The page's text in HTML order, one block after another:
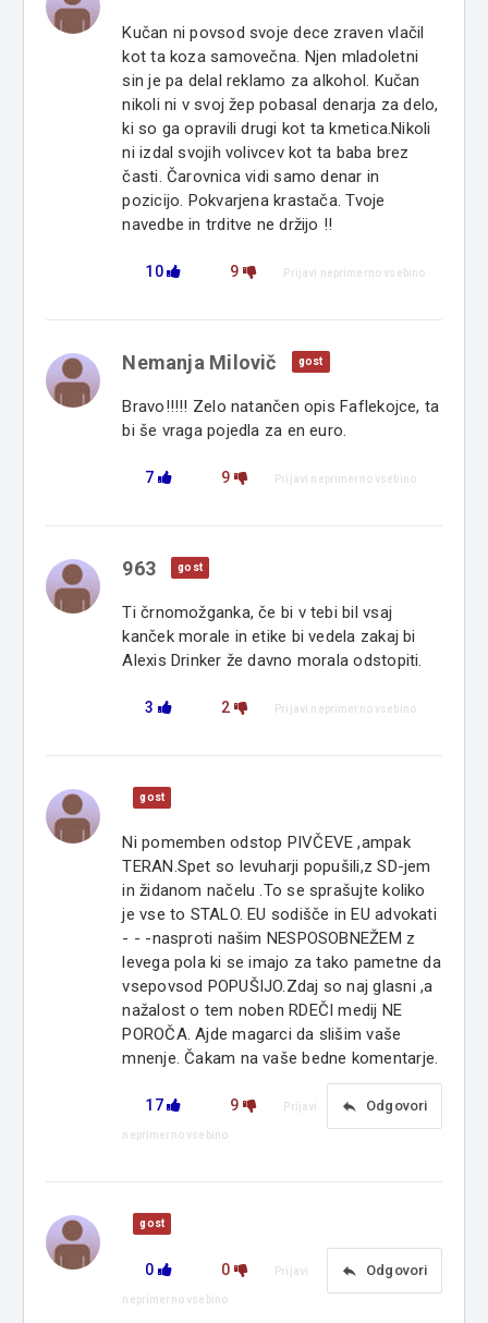
Kučan ni povsod svoje dece zraven vlačil
kot ta koza samovečna. Njen mladoletni
sin je pa delal reklamo za alkohol. Kučan
nikoli ni v svoj žep pobasal denarja za delo,
ki so ga opravili drugi kot ta kmetica.Nikoli
ni izdal svojih volivcev kot ta baba brez
časti. Čarovnica vidi samo denar in
pozicijo. Pokvarjena krastača. Tvoje
navedbe in trditve ne držijo !!
10 9 Prijavi neprimerno vsebino
Nemanja Milovič gost
Bravo!!!!! Zelo natančen opis Faflekojce, ta
bi še vraga pojedla za en euro.
7 9 Prijavi neprimerno vsebino
963 gost
Ti črnomožganka, če bi v tebi bil vsaj
kanček morale in etike bi vedela zakaj bi
Alexis Drinker že davno morala odstopiti.
3 2 Prijavi neprimerno vsebino
gost
Ni pomemben odstop PIVČEVE ,ampak
TERAN.Spet so levuharji popušili,z SD-jem
in židanom načelu .To se sprašujte koliko
je vse to STALO. EU sodišče in EU advokati
- - -nasproti našim NESPOSOBNEŽEM z
levega pola ki se imajo za tako pametne da
vsepovsod POPUŠIJO.Zdaj so naj glasni ,a
nažalost o tem noben RDEČI medij NE
POROČA. Ajde magarci da slišim vaše
mnenje. Čakam na vaše bedne komentarje.
17 9 reply Odgovori
Prijavi
neprimerno vsebino
gost
0 0 reply Odgovori
Prijavi
neprimerno vsebino